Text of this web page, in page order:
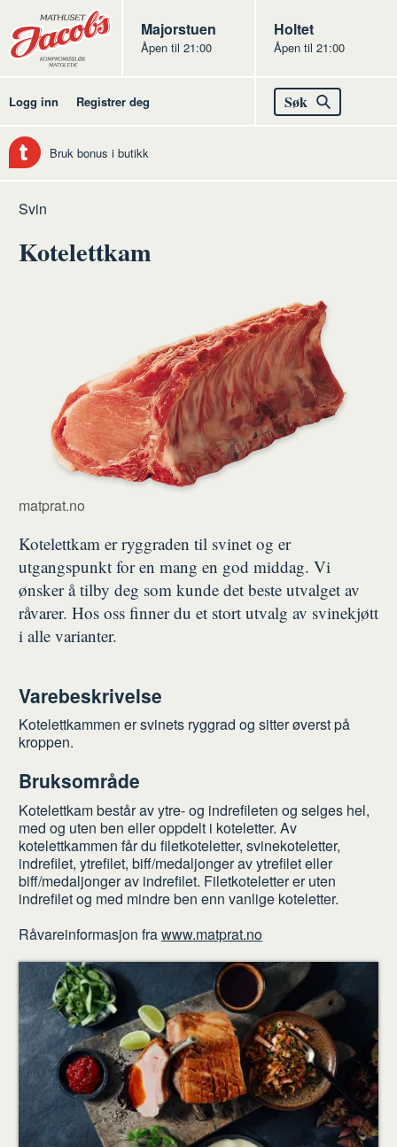
Butikker
Jacobs
Majorstuen
Åpen til 21:00
Jacobs
Holtet
Åpen til 21:00
Logg inn Registrer deg Søk
Bruk bonus i butikk
Hjem
Kjøtt
Råvarer
kjøtt
Svin
Kotelettkam
matprat.no
Kotelettkam er ryggraden til svinet og er
utgangspunkt for en mang en god middag. Vi
ønsker å tilby deg som kunde det beste utvalget av
råvarer. Hos oss finner du et stort utvalg av svinekjøtt
i alle varianter.
Varebeskrivelse
Kotelettkammen er svinets ryggrad og sitter øverst på
kroppen.
Bruksområde
Kotelettkam består av ytre- og indrefileten og selges hel,
med og uten ben eller oppdelt i koteletter. Av
kotelettkammen får du filetkoteletter, svinekoteletter,
indrefilet, ytrefilet, biff/medaljonger av ytrefilet eller
biff/medaljonger av indrefilet. Filetkoteletter er uten
indrefilet og med mindre ben enn vanlige koteletter.
Råvareinformasjon frawww.matprat.no